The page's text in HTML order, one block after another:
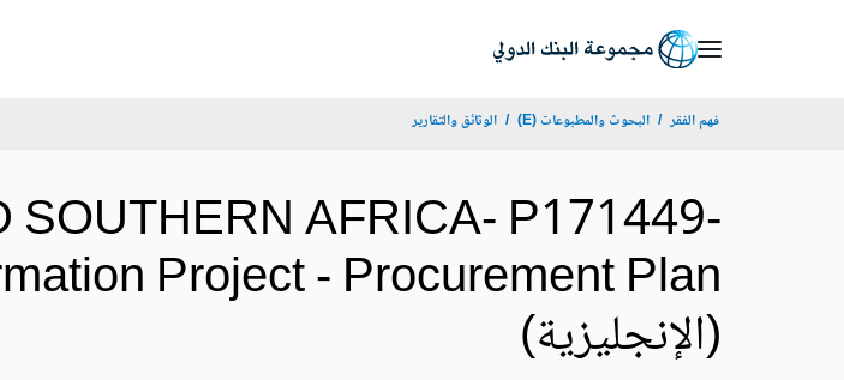
فهم الفقر البحوث والمطبوعات (E) الوثائق والتقارير
AFRICA- P171449-
Project - Procurement Plan
(الإنجليزية)